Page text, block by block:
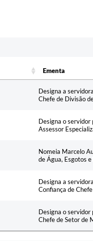
Ementa
Designa a
Chefe de Divisão
Designa o servidor
Assessor
Nomeia Marcelo
de Água, Esgotos
Designa a
Confiança de
Designa o servidor
Chefe de Setor de